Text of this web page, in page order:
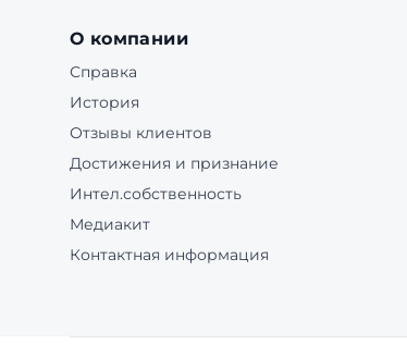
О компании
Справка
История
Отзывы клиентов
Достижения и признание
Интел.собственность
Медиакит
Контактная информация